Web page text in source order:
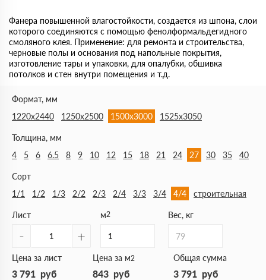
Фанера повышенной влагостойкости, создается из шпона, слои
которого соединяются с помощью фенолформальдегидного
смоляного клея. Применение: для ремонта и строительства,
черновые полы и основания под напольные покрытия,
изготовление тары и упаковки, для опалубки, обшивка
потолков и стен внутри помещения и т.д.
Формат, мм
1220х2440
1250х2500 1500х3000 1525х3050
Толщина, мм
4
5 6 6.5 8 9 10 12 15 18 21 24 27 30 35 40
Сорт
1/1
1/2 1/3 2/2 2/3 2/4 3/3 3/4 4/4 строительная
Лист
- +
м2 Вес, кг
79
Цена за лист
3 791 руб
Цена за м2
843 руб
Общая сумма
3 791 руб